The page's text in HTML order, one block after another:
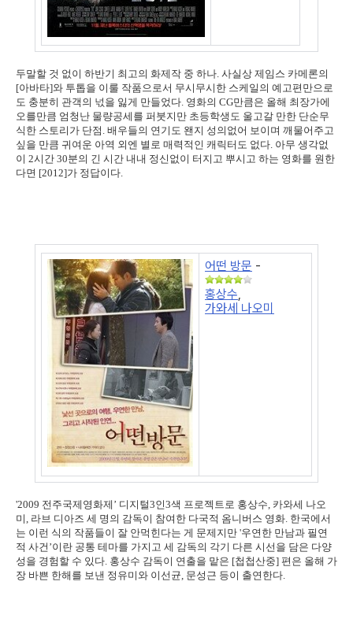
두말할 것 없이 하반기 최고의 화제작 중 하나. 사실상 제임스 카메론의
[아바타]와 투톱을 이룰 작품으로서 무시무시한 스케일의 예고편만으로
도 충분히 관객의 넋을 잃게 만들었다. 영화의 CG만큼은 올해 최장가에
오를만큼 엄청난 물량공세를 퍼붓지만 초등학생도 울고갈 만한 단순무
식한 스토리가 단점. 배우들의 연기도 왠지 성의없어 보이며 깨물어주고
싶을 만큼 귀여운 아역 외엔 별로 매력적인 캐릭터도 없다. 아무 생각없
이 2시간 30분의 긴 시간 내내 정신없이 터지고 뿌시고 하는 영화를 원한
다면 [2012]가 정답이다.
어떤 방문 -
홍상수,
가와세 나오미
'2009 전주국제영화제’ 디지털3인3색 프로젝트로 홍상수, 카와세 나오
미, 라브 디아즈 세 명의 감독이 참여한 다국적 옴니버스 영화. 한국에서
는 이런 식의 작품들이 잘 안먹힌다는 게 문제지만 '우연한 만남과 필연
적 사건’이란 공통 테마를 가지고 세 감독의 각기 다른 시선을 담은 다양
성을 경험할 수 있다. 홍상수 감독이 연출을 맡은 [첩첩산중] 편은 올해 가
장 바쁜 한해를 보낸 정유미와 이선균, 문성근 등이 출연한다.